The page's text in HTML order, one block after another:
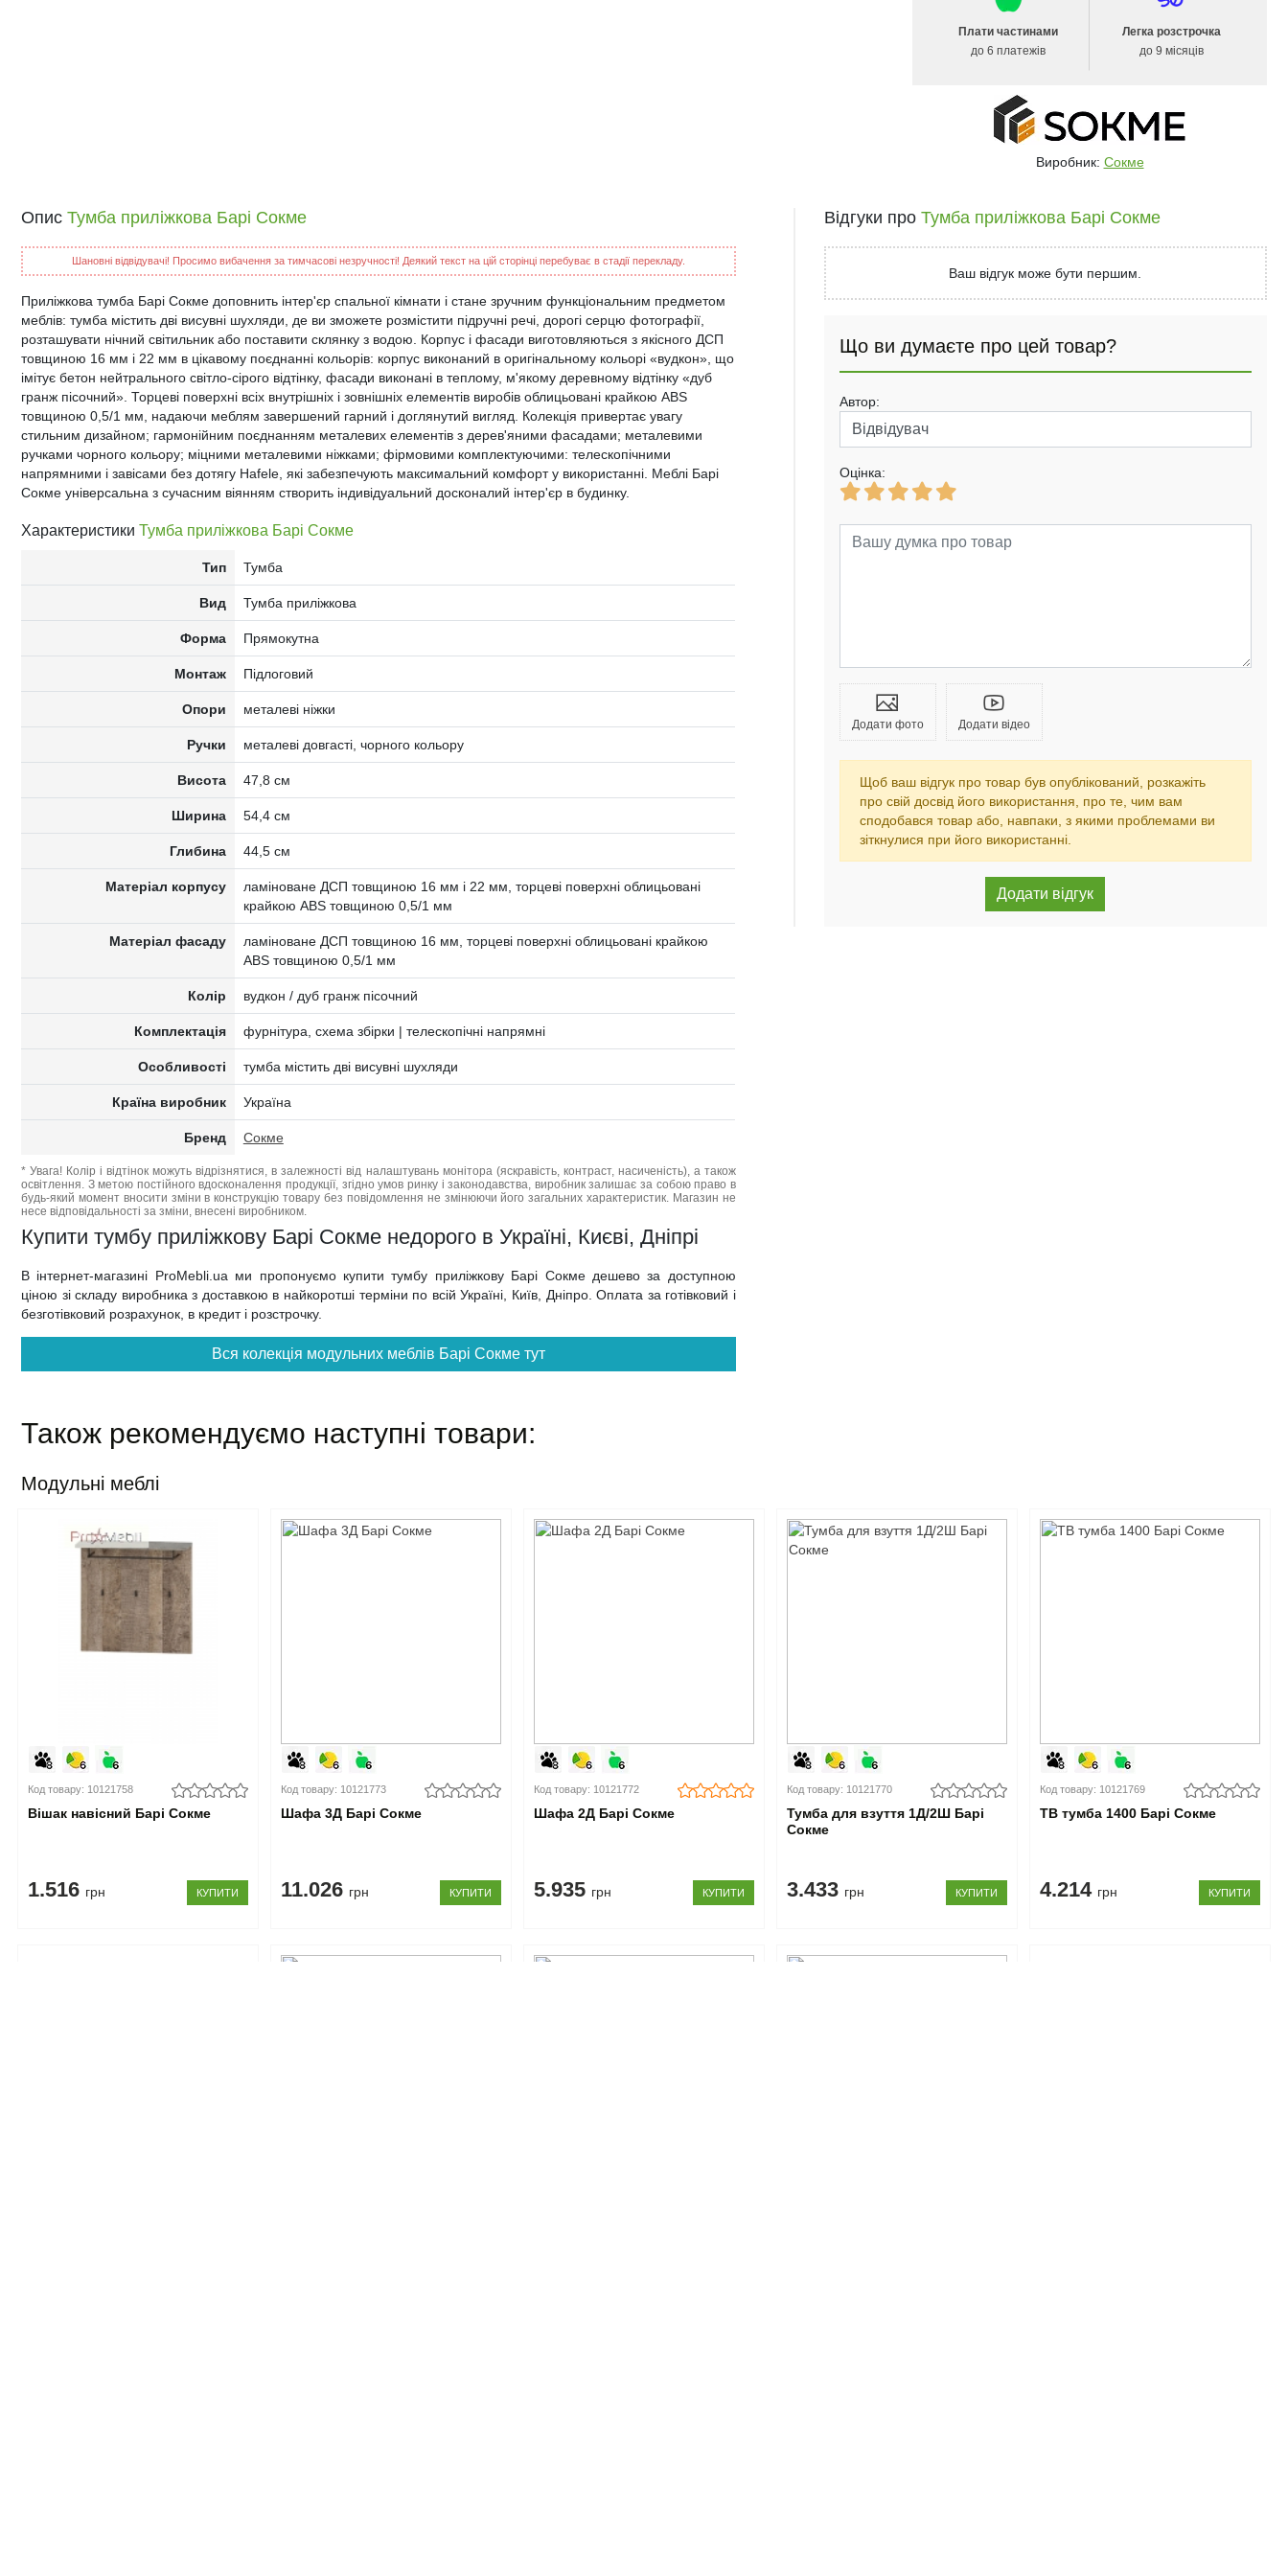
Плати частинами
до 6 платежів
Легка розстрочка
до 9 місяців
Виробник: Сокме
Опис Тумба приліжкова Барі Сокме
Шановні відвідувачі! Просимо вибачення за тимчасові незручності! Деякий текст на цій сторінці перебуває в стадії перекладу.
Приліжкова тумба Барі Сокме доповнить інтер'єр спальної кімнати і стане зручним функціональним предметом
меблів: тумба містить дві висувні шухляди, де ви зможете розмістити підручні речі, дорогі серцю фотографії,
розташувати нічний світильник або поставити склянку з водою. Корпус і фасади виготовляються з якісного ДСП
товщиною 16 мм і 22 мм в цікавому поєднанні кольорів: корпус виконаний в оригінальному кольорі «вудкон», що
імітує бетон нейтрального світло-сірого відтінку, фасади виконані в теплому, м'якому деревному відтінку «дуб
гранж пісочний». Торцеві поверхні всіх внутрішніх і зовнішніх елементів виробів облицьовані крайкою ABS
товщиною 0,5/1 мм, надаючи меблям завершений гарний і доглянутий вигляд. Колекція привертає увагу
стильним дизайном; гармонійним поєднанням металевих елементів з дерев'яними фасадами; металевими
ручками чорного кольору; міцними металевими ніжками; фірмовими комплектуючими: телескопічними
напрямними і завісами без дотягу Hafele, які забезпечують максимальний комфорт у використанні. Меблі Барі
Сокме універсальна з сучасним віянням створить індивідуальний досконалий інтер'єр в будинку.
Характеристики Тумба приліжкова Барі Сокме
Тип Тумба
Вид Тумба приліжкова
Форма Прямокутна
Монтаж Підлоговий
Опори металеві ніжки
Ручки металеві довгасті, чорного кольору
Висота 47,8 см
Ширина 54,4 см
Глибина 44,5 см
Матеріал корпусу
ламіноване ДСП товщиною 16 мм і 22 мм, торцеві поверхні облицьовані
крайкою ABS товщиною 0,5/1 мм
Матеріал фасаду
ламіноване ДСП товщиною 16 мм, торцеві поверхні облицьовані крайкою
ABS товщиною 0,5/1 мм
Колір вудкон / дуб гранж пісочний
Комплектація фурнітура, схема збірки | телескопічні напрямні
Особливості тумба містить дві висувні шухляди
Країна виробник Україна
Бренд Сокме
* Увага! Колір і відтінок можуть відрізнятися, в залежності від налаштувань монітора (яскравість, контраст, насиченість), а також
освітлення. З метою постійного вдосконалення продукції, згідно умов ринку і законодавства, виробник залишає за собою право в
будь-який момент вносити зміни в конструкцію товару без повідомлення не змінюючи його загальних характеристик. Магазин не
несе відповідальності за зміни, внесені виробником.
Купити тумбу приліжкову Барі Сокме недорого в Україні, Києві, Дніпрі
В інтернет-магазині ProMebli.ua ми пропонуємо купити тумбу приліжкову Барі Сокме дешево за доступною
ціною зі складу виробника з доставкою в найкоротші терміни по всій Україні, Київ, Дніпро. Оплата за готівковий і
безготівковий розрахунок, в кредит і розстрочку.
Вся колекція модульних меблів Барі Сокме тут
Відгуки про Тумба приліжкова Барі Сокме
Ваш відгук може бути першим.
Що ви думаєте про цей товар?
Автор:
Оцінка:
Додати фото Додати відео
Щоб ваш відгук про товар був опублікований, розкажіть
про свій досвід його використання, про те, чим вам
сподобався товар або, навпаки, з якими проблемами ви
зіткнулися при його використанні.
Також рекомендуємо наступні товари:
Модульні меблі
Код товару: 10121758
Вішак навісний Барі Сокме
1.516 грн КУПИТИ
Код товару: 10121773
Шафа 3Д Барі Сокме
11.026 грн КУПИТИ
Код товару: 10121772
Шафа 2Д Барі Сокме
5.935 грн КУПИТИ
Код товару: 10121770
Тумба для взуття 1Д/2Ш Барі
Сокме
3.433 грн КУПИТИ
Код товару: 10121769
ТВ тумба 1400 Барі Сокме
4.214 грн КУПИТИ